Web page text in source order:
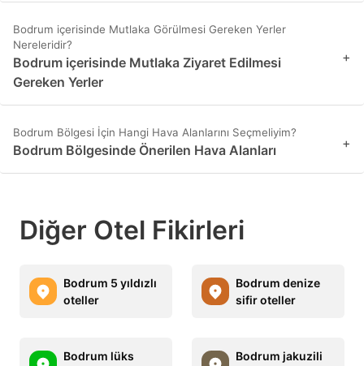
Bodrum içerisinde Mutlaka Görülmesi Gereken Yerler
Nereleridir?
Bodrum içerisinde Mutlaka Ziyaret Edilmesi
Gereken Yerler
+
Bodrum Bölgesi İçin Hangi Hava Alanlarını Seçmeliyim?
Bodrum Bölgesinde Önerilen Hava Alanları +
Diğer Otel Fikirleri
Bodrum 5 yıldızlı
oteller
Bodrum denize
sifir oteller
Bodrum lüks Bodrum jakuzili